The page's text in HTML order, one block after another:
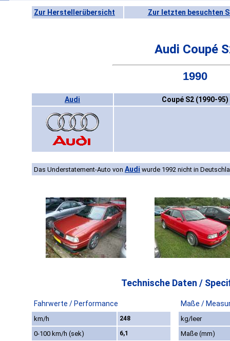
Zur Herstellerübersicht Zur letzten besuchten
Audi Coupé
1990
Audi Coupé S2 (1990-95)
Das Understatement-Auto von Audi wurde 1992 nicht in
Technische Daten /
Fahrwerte / Performance Maße /
km/h 248
kg/leer
0-100 km/h (sek)
6,1
Maße (mm)